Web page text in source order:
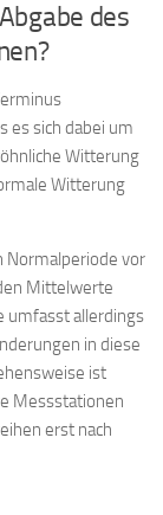
des
es sich dabei um
Witterung
Witterung
Normalperiode vor
Mittelwerte
umfasst allerdings
in diese
ist
Messstationen
erst nach